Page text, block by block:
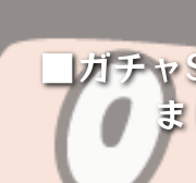
■ガチャ